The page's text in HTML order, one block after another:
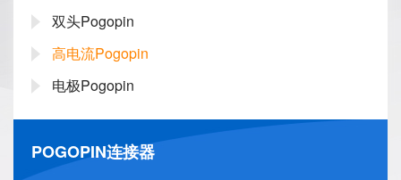
双头Pogopin
高电流Pogopin
电极Pogopin
POGOPIN连接器